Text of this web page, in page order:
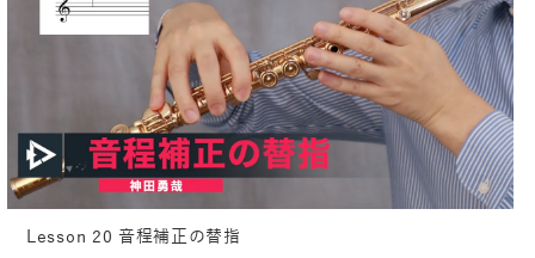
Lesson 20 音程補正の替指